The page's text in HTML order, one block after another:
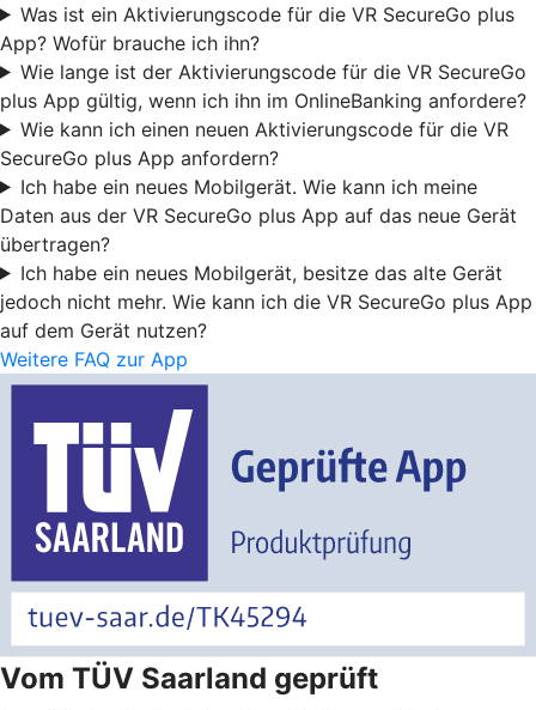
Was ist ein Aktivierungscode für die VR SecureGo plus
App? Wofür brauche ich ihn?
Wie lange ist der Aktivierungscode für die VR SecureGo
plus App gültig, wenn ich ihn im OnlineBanking anfordere?
Wie kann ich einen neuen Aktivierungscode für die VR
SecureGo plus App anfordern?
Ich habe ein neues Mobilgerät. Wie kann ich meine
Daten aus der VR SecureGo plus App auf das neue Gerät
übertragen?
Ich habe ein neues Mobilgerät, besitze das alte Gerät
jedoch nicht mehr. Wie kann ich die VR SecureGo plus App
auf dem Gerät nutzen?
Weitere FAQ zur App
Vom TÜV Saarland geprüft